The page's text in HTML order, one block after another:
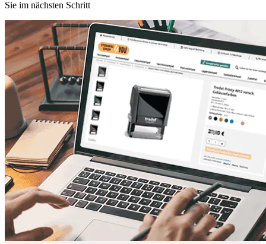
Sie im nächsten Schritt